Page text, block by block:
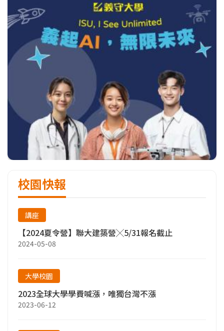
校園快報
講座
【2024夏令營】聯大建築營╳5/31報名截止
2024-05-08
大學校園
2023全球大學學費喊漲，唯獨台灣不漲
2023-06-12